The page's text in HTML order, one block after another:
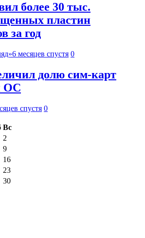
более 30 тыс.
пластин
за год
6 месяцев спустя 0
долю сим‑карт
ОС
спустя 0
Вс
2
9
16
23
30